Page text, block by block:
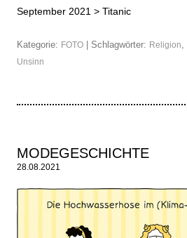
September 2021 > Titanic
Kategorie: FOTO | Schlagwörter: Religion
Unsinn
MODEGESCHICHTE
28.08.2021